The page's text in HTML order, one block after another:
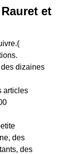
Rauret et
dizaines
articles
des
des